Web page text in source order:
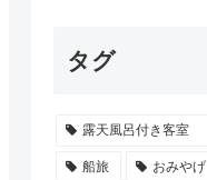
タグ
露天風呂付き客室
船旅 おみやげ